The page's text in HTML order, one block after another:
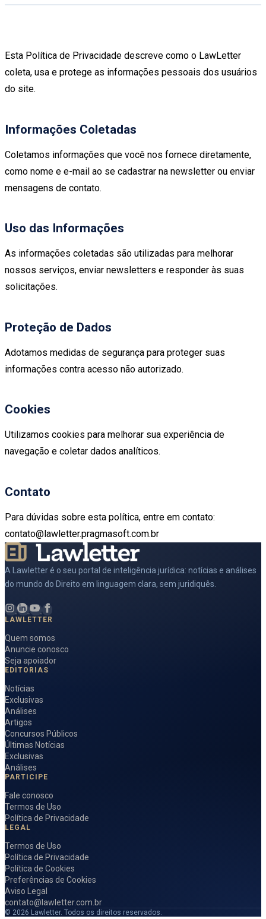
Esta Política de Privacidade descreve como o LawLetter
coleta, usa e protege as informações pessoais dos usuários
do site.
Informações Coletadas
Coletamos informações que você nos fornece diretamente,
como nome e e-mail ao se cadastrar na newsletter ou enviar
mensagens de contato.
Uso das Informações
As informações coletadas são utilizadas para melhorar
nossos serviços, enviar newsletters e responder às suas
solicitações.
Proteção de Dados
Adotamos medidas de segurança para proteger suas
informações contra acesso não autorizado.
Cookies
Utilizamos cookies para melhorar sua experiência de
navegação e coletar dados analíticos.
Contato
Para dúvidas sobre esta política, entre em contato:
contato@lawletter.pragmasoft.com.br
A Lawletter é o seu portal de inteligência jurídica: notícias e análises
do mundo do Direito em linguagem clara, sem juridiquês.
LAWLETTER
Quem somos
Anuncie conosco
Seja apoiador
EDITORIAS
Notícias
Exclusivas
Análises
Artigos
Concursos Públicos
Últimas Notícias
Exclusivas
Análises
PARTICIPE
Fale conosco
Termos de Uso
Política de Privacidade
LEGAL
Termos de Uso
Política de Privacidade
Política de Cookies
Preferências de Cookies
Aviso Legal
contato@lawletter.com.br
© 2026 Lawletter. Todos os direitos reservados.